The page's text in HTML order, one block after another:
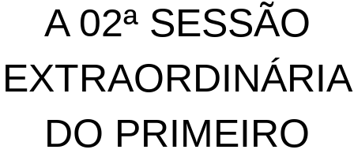
A 02ª SESSÃO
EXTRAORDINÁRIA
DO PRIMEIRO